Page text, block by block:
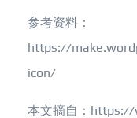
参考资料：
https://
icon/
本文摘自：